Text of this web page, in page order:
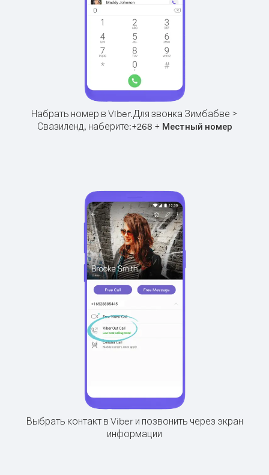
Набрать номер в Viber.Для звонка Зимбабве >
Свазиленд, наберите:+268 + Местный номер
Выбрать контакт в Viber и позвонить через экран
информации